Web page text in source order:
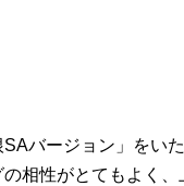
バージョン」をいた
相性がとてもよく